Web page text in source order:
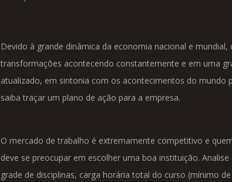
Devido à grande dinâmica da economia nacional e
transformações acontecendo constantemente e em uma
atualizado, em sintonia com os acontecimentos do mundo
saiba traçar um plano de ação para a empresa.
O mercado de trabalho é extremamente competitivo e
deve se preocupar em escolher uma boa instituição.
grade de disciplinas, carga horária total do curso (mínimo